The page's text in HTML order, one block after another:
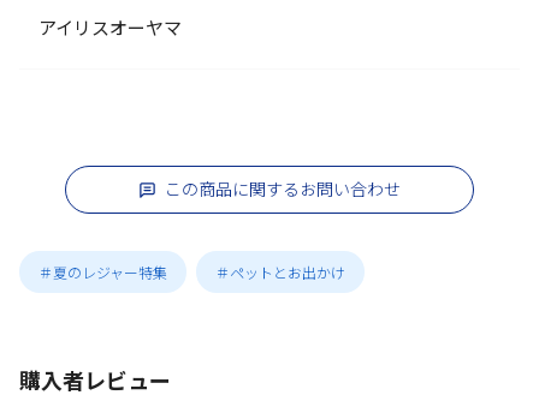
アイリスオーヤマ
この商品に関するお問い合わせ
＃夏のレジャー特集 ＃ペットとお出かけ
購入者レビュー